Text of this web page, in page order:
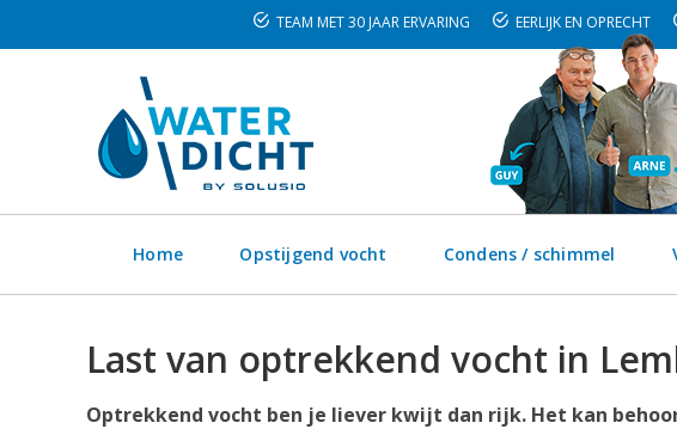
TEAM MET 30 JAAR ERVARING EERLIJK EN OPRECHT
Home Opstijgend vocht Condens / schimmel
Last van optrekkend vocht in
Optrekkend vocht ben je liever kwijt dan rijk. Het kan